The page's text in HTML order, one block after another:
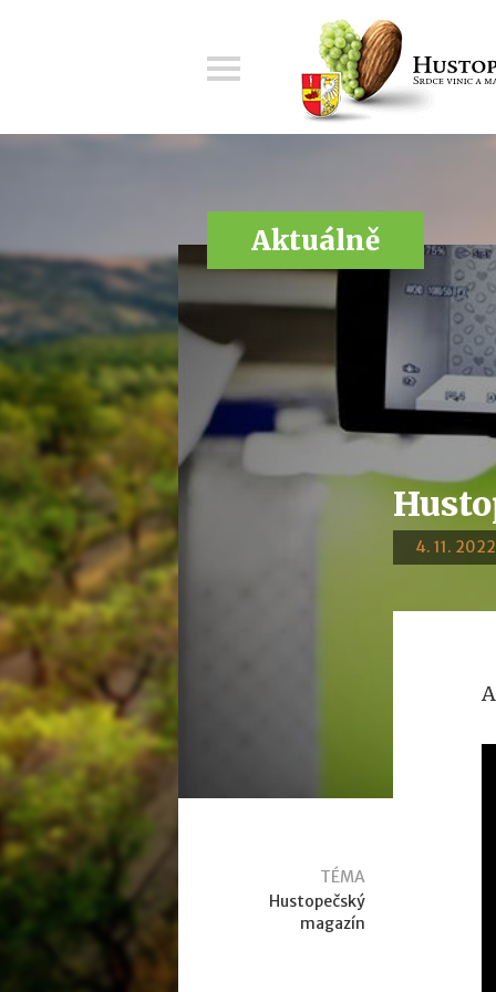
Aktuálně
4. 11.
TÉMA
Hustopečský
magazín